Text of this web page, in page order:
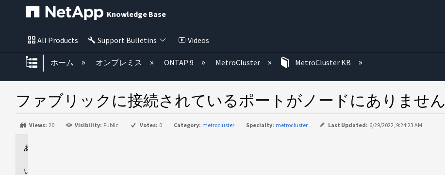
Knowledge Base
All Products Support Bulletins Videos
グローバル階層を展開/折りたたむ
ホーム オンプレミス ONTAP 9 MetroCluster MetroCluster KB
ファブリックに接続されているポートがノードにありません
Views: 20 Visibility: Public Votes: 0 Category: metrocluster Specialty: metrocluster Last Updated: 6/29/2022, 9:24:23 AM